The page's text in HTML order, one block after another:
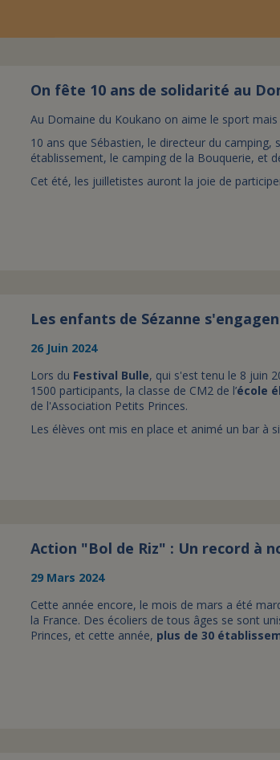
On fête 10 ans de solidarité au
Au Domaine du Koukano on aime le sport
10 ans que Sébastien, le directeur du
établissement, le camping de la Bouquerie, et
Cet été, les juilletistes auront la joie de
Les enfants de Sézanne
26 Juin 2024
Lors du Festival Bulle, qui s'est tenu le 8 juin
1500 participants, la classe de CM2 de l’école
de l'Association Petits Princes.
Les élèves ont mis en place et animé un bar à
Action "Bol de Riz" : Un record à
29 Mars 2024
Cette année encore, le mois de mars a été
la France. Des écoliers de tous âges se sont
Princes, et cette année, plus de 30